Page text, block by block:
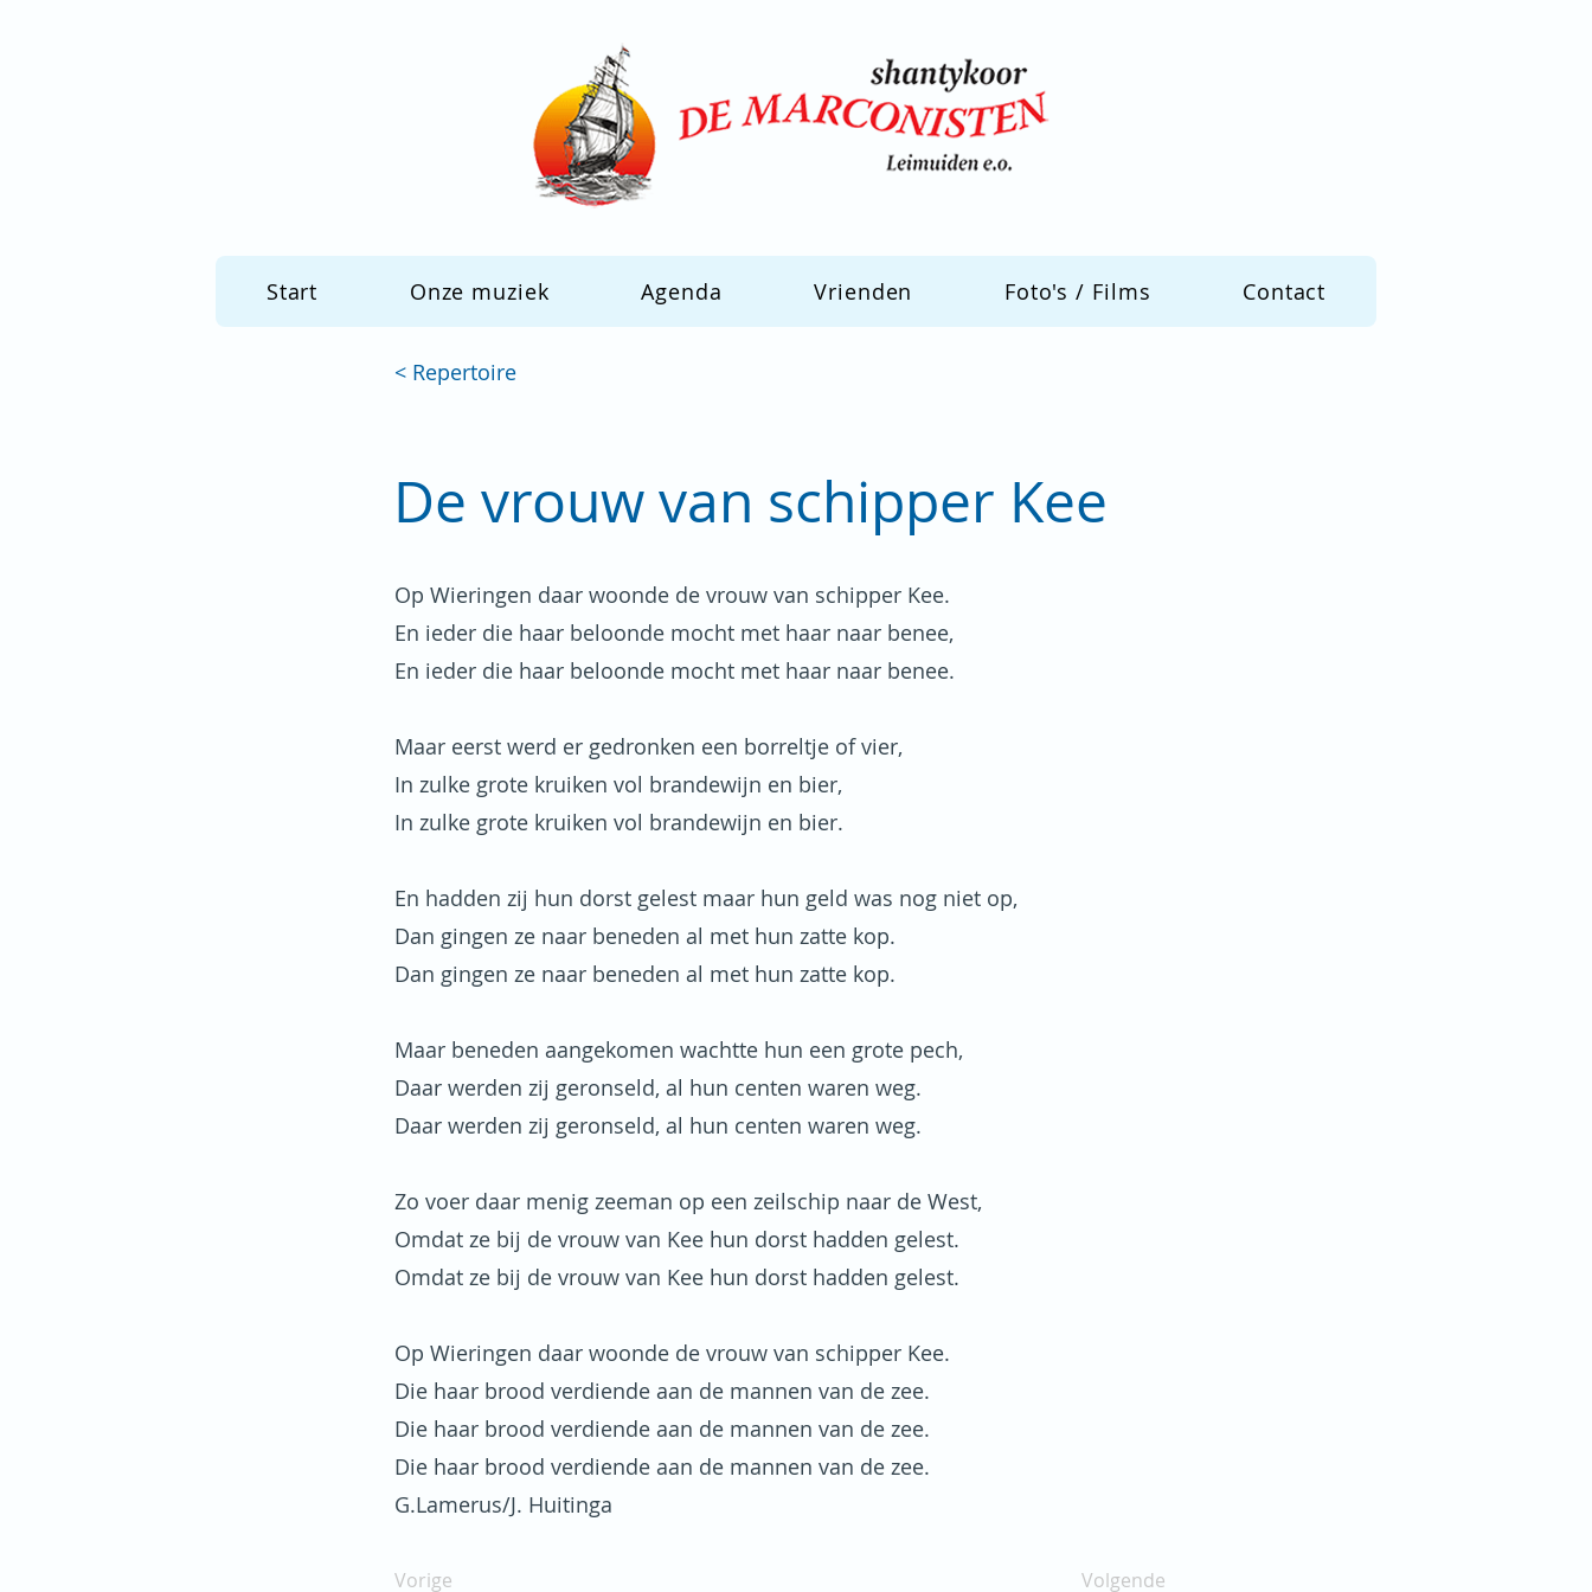
Start Onze muziek Agenda Vrienden Foto's / Films Contact
< Repertoire
De vrouw van schipper Kee
Op Wieringen daar woonde de vrouw van schipper Kee.
En ieder die haar beloonde mocht met haar naar benee,
En ieder die haar beloonde mocht met haar naar benee.
Maar eerst werd er gedronken een borreltje of vier,
In zulke grote kruiken vol brandewijn en bier,
In zulke grote kruiken vol brandewijn en bier.
En hadden zij hun dorst gelest maar hun geld was nog niet op,
Dan gingen ze naar beneden al met hun zatte kop.
Dan gingen ze naar beneden al met hun zatte kop.
Maar beneden aangekomen wachtte hun een grote pech,
Daar werden zij geronseld, al hun centen waren weg.
Daar werden zij geronseld, al hun centen waren weg.
Zo voer daar menig zeeman op een zeilschip naar de West,
Omdat ze bij de vrouw van Kee hun dorst hadden gelest.
Omdat ze bij de vrouw van Kee hun dorst hadden gelest.
Op Wieringen daar woonde de vrouw van schipper Kee.
Die haar brood verdiende aan de mannen van de zee.
Die haar brood verdiende aan de mannen van de zee.
Die haar brood verdiende aan de mannen van de zee.
G.Lamerus/J. Huitinga
Vorige Volgende